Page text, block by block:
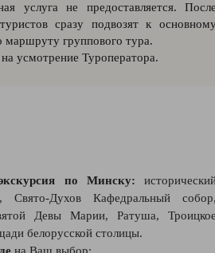
услуга не предоставляется.
сразу подвозят к
группового тура.
усмотрение Туроператора.
по Минску:
Свято-Духов Кафедральный
Девы Марии, Ратуша,
белорусской столицы.